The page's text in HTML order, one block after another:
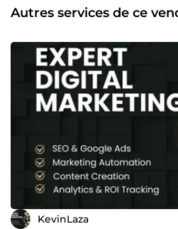
clients, fidéliser la clientèle
marque en ligne, en utilisant des
marketing automation. Mon expertise à votre service En
plus de mes compétences en
marketing automation, j'ai une
des enjeux du secteur du
me permet d'adapter mes
résultats concrets. Mon objectif
obtenir plus de clients plus
votre présence en ligne en une
vendre. Que vous soyez une
ou une PME, je mets mon
Attirer un trafic qualifié sur votre
visiteurs en leads grâce à des
Augmenter votre chiffre
visibilité et vos conversions. Je suis passionné par ce que
Autres services de ce
KevinLaza